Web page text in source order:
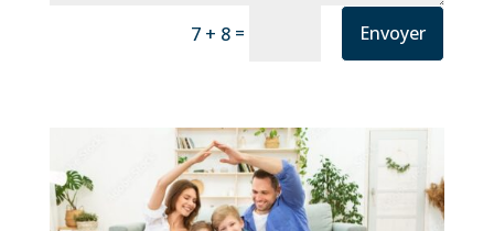
7 + 8 = Envoyer